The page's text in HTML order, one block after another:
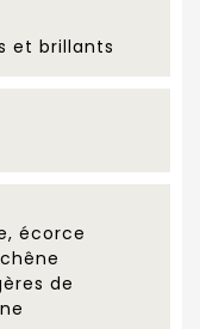
et brillants
écorce
de